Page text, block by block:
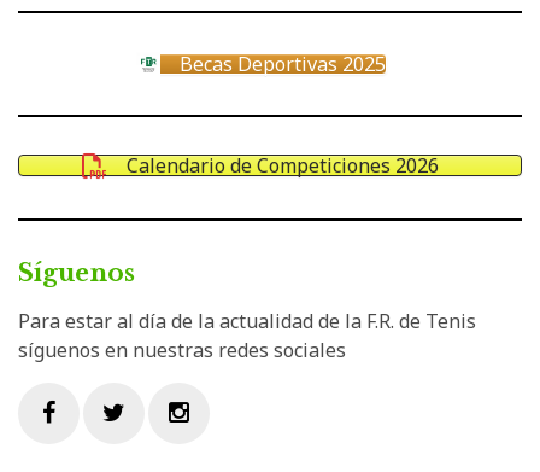
Becas Deportivas 2025
Calendario de Competiciones 2026
Síguenos
Para estar al día de la actualidad de la F.R. de Tenis
síguenos en nuestras redes sociales